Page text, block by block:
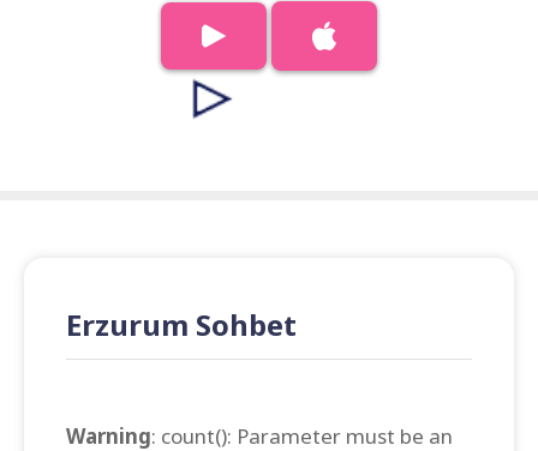
Erzurum Sohbet
Warning: count(): Parameter must be an